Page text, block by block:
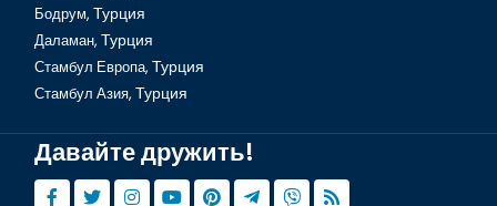
Бодрум, Турция
Даламан, Турция
Стамбул Европа, Турция
Стамбул Азия, Турция
Давайте дружить!